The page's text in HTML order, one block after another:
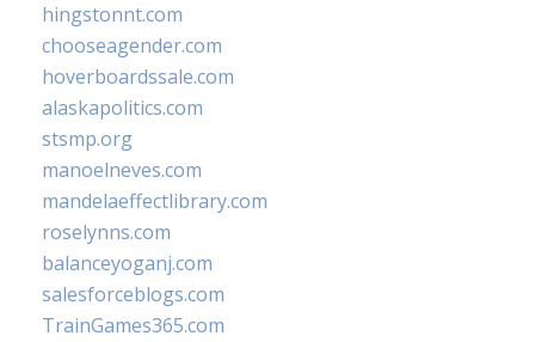
hingstonnt.com
chooseagender.com
hoverboardssale.com
alaskapolitics.com
stsmp.org
manoelneves.com
mandelaeffectlibrary.com
roselynns.com
balanceyoganj.com
salesforceblogs.com
TrainGames365.com